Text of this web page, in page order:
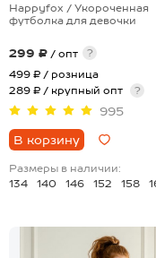
Happyfox / Укороченная
футболка для девочки
299 ₽ / опт
?
499 ₽ / розница
289 ₽ / крупный опт
?
995
В корзину
Размеры в наличии:
134
140 146 152 158